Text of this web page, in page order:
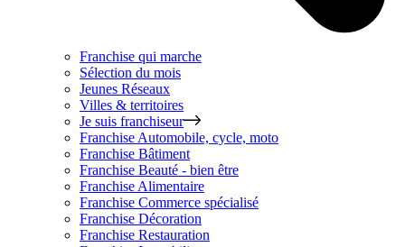
Franchise qui marche
Sélection du mois
Jeunes Réseaux
Villes & territoires
Je suis franchiseur
Franchise Automobile, cycle, moto
Franchise Bâtiment
Franchise Beauté - bien être
Franchise Alimentaire
Franchise Commerce spécialisé
Franchise Décoration
Franchise Restauration